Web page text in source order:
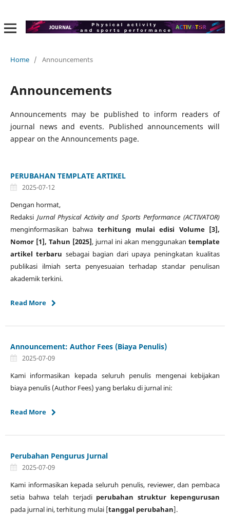
Home / Announcements
Announcements
Announcements may be published to inform readers of
journal news and events. Published announcements will
appear on the Announcements page.
PERUBAHAN TEMPLATE ARTIKEL
2025-07-12
Dengan hormat,
Redaksi Jurnal Physical Activity and Sports Performance (ACTIVATOR)
menginformasikan bahwa terhitung mulai edisi Volume [3],
Nomor [1], Tahun [2025], jurnal ini akan menggunakantemplate
artikel terbaru sebagai bagian dari upaya peningkatan kualitas
publikasi ilmiah serta penyesuaian terhadap standar penulisan
akademik terkini.
Read More
Announcement: Author Fees (Biaya Penulis)
2025-07-09
Kami informasikan kepada seluruh penulis mengenai kebijakan
biaya penulis (Author Fees) yang berlaku di jurnal ini:
Read More
Perubahan Pengurus Jurnal
2025-07-09
Kami informasikan kepada seluruh penulis, reviewer, dan pembaca
setia bahwa telah terjadi perubahan struktur kepengurusan
pada jurnal ini, terhitung mulai [tanggal perubahan].